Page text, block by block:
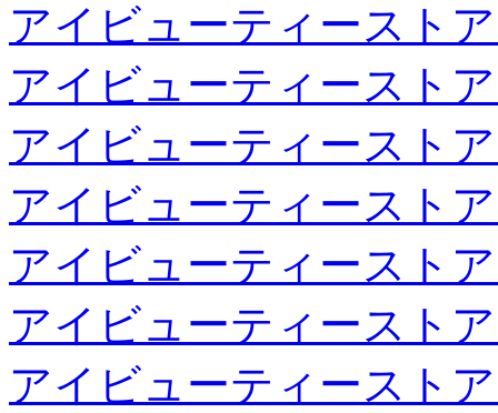
アイビューティースト
アイビューティースト
アイビューティースト
アイビューティースト
アイビューティースト
アイビューティースト
アイビューティースト